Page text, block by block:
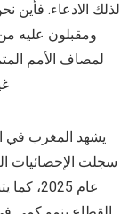
لذلك الادعاء.
ومقبلون عليه
لمصاف الأمم
يشهد المغرب في
سجلت الإحصائيات
عام